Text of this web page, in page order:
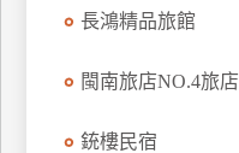
長鴻精品旅館
閩南旅店NO.4旅店
銃樓民宿